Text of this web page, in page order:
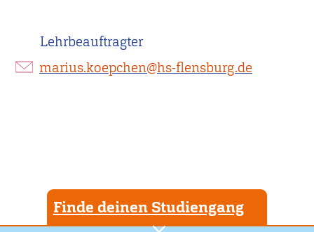
English
Lehrbeauftragter
marius.koepchen@hs-flensburg.de
Finde deinen Studiengang